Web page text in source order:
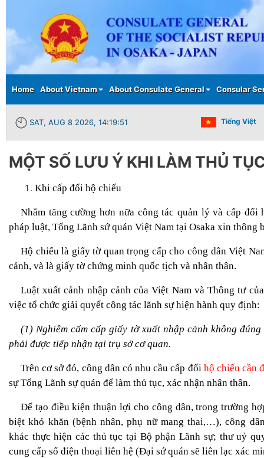
Main menu
Home About Vietnam About Consulate General Consular
SAT, AUG 8 2026, 14:19:52 Tiếng Việt
MỘT SỐ LƯU Ý KHI LÀM THỦ
Khi cấp đổi hộ chiếu
Nhằm tăng cường hơn nữa công tác quản lý và cấp
pháp luật, Tổng Lãnh sứ quán Việt Nam tại Osaka xin thông
Hộ chiếu là giấy tờ quan trọng cấp cho công dân Việt
cảnh, và là giấy tờ chứng minh quốc tịch và nhân thân.
Luật xuất cảnh nhập cảnh của Việt Nam và Thông tư
việc tổ chức giải quyết công tác lãnh sự hiện hành quy định:
(1) Nghiêm cấm cấp giấy tờ xuất nhập cảnh không
phải được tiếp nhận tại trụ sở cơ quan.
Trên cơ sở đó, công dân có nhu cầu cấp đổi hộ chiếu cần
sự Tổng Lãnh sự quán để làm thủ tục, xác nhận nhân thân.
Để tạo điều kiện thuận lợi cho công dân, trong trường
biệt khó khăn (bệnh nhân, phụ nữ mang thai,…), công
khác thực hiện các thủ tục tại Bộ phận Lãnh sự; thư uỷ
cung cấp số điện thoại liên hệ (Đại sứ quán sẽ liên lạc xác